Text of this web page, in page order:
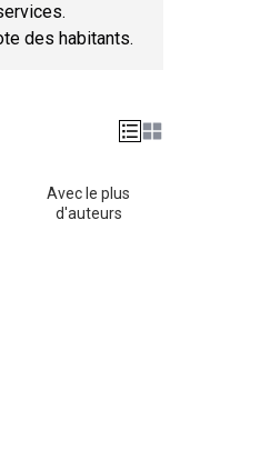
des habitants.
Avec le plus
d'auteurs